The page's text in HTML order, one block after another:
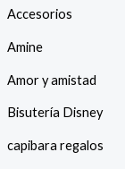
Accesorios
Amine
Amor y amistad
Bisutería Disney
capibara regalos